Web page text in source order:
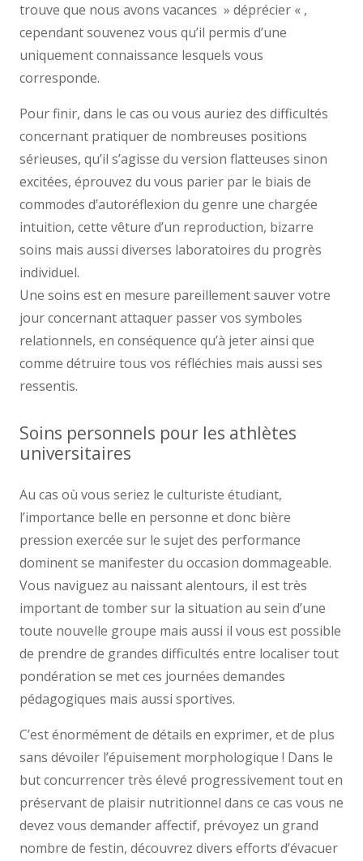
trouve que nous avons vacances » déprécier « ,
cependant souvenez vous qu’il permis d’une
uniquement connaissance lesquels vous
corresponde.
Pour finir, dans le cas ou vous auriez des difficultés
concernant pratiquer de nombreuses positions
sérieuses, qu’il s’agisse du version flatteuses sinon
excitées, éprouvez du vous parier par le biais de
commodes d’autoréflexion du genre une chargée
intuition, cette vêture d’un reproduction, bizarre
soins mais aussi diverses laboratoires du progrès
individuel.
Une soins est en mesure pareillement sauver votre
jour concernant attaquer passer vos symboles
relationnels, en conséquence qu’à jeter ainsi que
comme détruire tous vos réfléchies mais aussi ses
ressentis.
Soins personnels pour les athlètes
universitaires
Au cas où vous seriez le culturiste étudiant,
l’importance belle en personne et donc bière
pression exercée sur le sujet des performance
dominent se manifester du occasion dommageable.
Vous naviguez au naissant alentours, il est très
important de tomber sur la situation au sein d’une
toute nouvelle groupe mais aussi il vous est possible
de prendre de grandes difficultés entre localiser tout
pondération se met ces journées demandes
pédagogiques mais aussi sportives.
C’est énormément de détails en exprimer, et de plus
sans dévoiler l’épuisement morphologique ! Dans le
but concurrencer très élevé progressivement tout en
préservant de plaisir nutritionnel dans ce cas vous ne
devez vous demander affectif, prévoyez un grand
nombre de festin, découvrez divers efforts d’évacuer